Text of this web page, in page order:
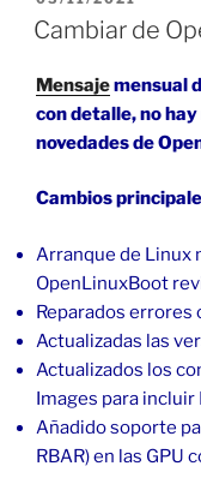
EL
Cambiar de
Mensajemensual
con detalle, no
novedades de
Cambios
Arranque de Linux
OpenLinuxBoot
Reparados errores
Actualizadas las
Actualizados los
Images para
Añadido soporte
RBAR) en las GPU